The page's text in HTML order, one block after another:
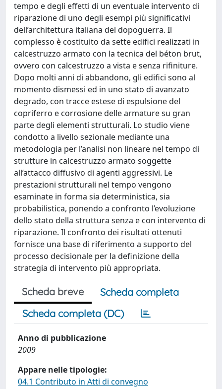
tempo e degli effetti di un eventuale intervento di
riparazione di uno degli esempi più significativi
dell’architettura italiana del dopoguerra. Il
complesso è costituito da sette edifici realizzati in
calcestruzzo armato con la tecnica del béton brut,
ovvero con calcestruzzo a vista e senza rifiniture.
Dopo molti anni di abbandono, gli edifici sono al
momento dismessi ed in uno stato di avanzato
degrado, con tracce estese di espulsione del
copriferro e corrosione delle armature su gran
parte degli elementi strutturali. Lo studio viene
condotto a livello sezionale mediante una
metodologia per l’analisi non lineare nel tempo di
strutture in calcestruzzo armato soggette
all’attacco diffusivo di agenti aggressivi. Le
prestazioni strutturali nel tempo vengono
esaminate in forma sia deterministica, sia
probabilistica, ponendo a confronto l’evoluzione
dello stato della struttura senza e con intervento di
riparazione. Il confronto dei risultati ottenuti
fornisce una base di riferimento a supporto del
processo decisionale per la definizione della
strategia di intervento più appropriata.
Scheda breve
Scheda completa
Scheda completa (DC)
Anno di pubblicazione
2009
Appare nelle tipologie:
04.1 Contributo in Atti di convegno